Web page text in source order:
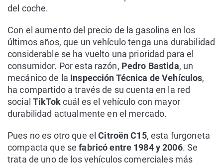
del coche.
Con el aumento del precio de la gasolina en los
últimos años, que un vehículo tenga una durabilidad
considerable se ha vuelto una prioridad para el
consumidor. Por esta razón, Pedro Bastida, un
mecánico de la Inspección Técnica de Vehículos,
ha compartido a través de su cuenta en la red
social TikTokcuál es el vehículo con mayor
durabilidad actualmente en el mercado.
Pues no es otro que elCitroën C15, esta furgoneta
compacta que sefabricó entre 1984 y 2006. Se
trata de uno de los vehículos comerciales más